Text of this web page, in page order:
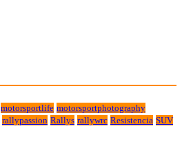
motorsportlife motorsportphotography
rallypassion Rallys rallywrc Resistencia SUV